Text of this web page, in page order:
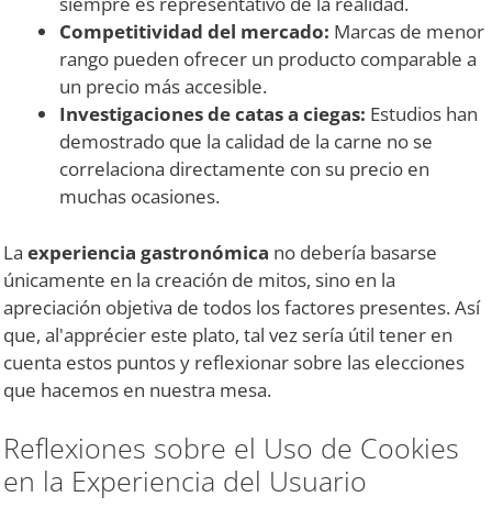
Competitividad del mercado: Marcas de menor
rango pueden ofrecer un producto comparable a
un precio más accesible.
Investigaciones de catas a ciegas: Estudios han
demostrado que la calidad de la carne no se
correlaciona directamente con su precio en
muchas ocasiones.
La experiencia gastronómica no debería basarse
únicamente en la creación de mitos, sino en la
apreciación objetiva de todos los factores presentes. Así
que, al'apprécier este plato, tal vez sería útil tener en
cuenta estos puntos y reflexionar sobre las elecciones
que hacemos en nuestra mesa.
Reflexiones sobre el Uso de Cookies
en la Experiencia del Usuario